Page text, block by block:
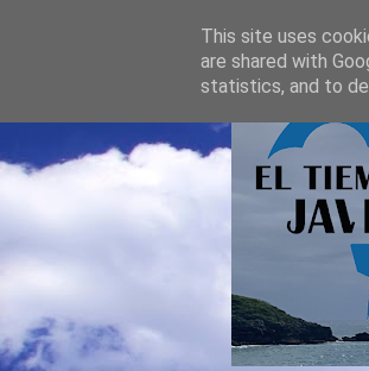
This site uses
are shared with
statistics, and to